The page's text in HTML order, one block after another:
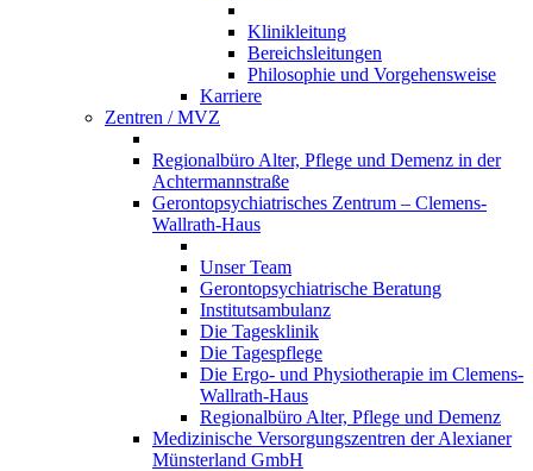
Klinikleitung
Bereichsleitungen
Philosophie und Vorgehensweise
Karriere
Zentren / MVZ
Regionalbüro Alter, Pflege und Demenz in der
Achtermannstraße
Gerontopsychiatrisches Zentrum – Clemens-
Wallrath-Haus
Unser Team
Gerontopsychiatrische Beratung
Institutsambulanz
Die Tagesklinik
Die Tagespflege
Die Ergo- und Physiotherapie im Clemens-
Wallrath-Haus
Regionalbüro Alter, Pflege und Demenz
Medizinische Versorgungszentren der Alexianer
Münsterland GmbH